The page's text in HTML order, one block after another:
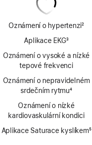
Oznámení o hypertenzi2
Aplikace EKG
Poznámka
3
Oznámení o vysoké a nízké
tepové frekvenci
Oznámení o nepravidelném
srdečním rytmu
Poznámka
4
Oznámení o nízké
kardiovaskulární kondici
Aplikace Saturace kyslíkem5